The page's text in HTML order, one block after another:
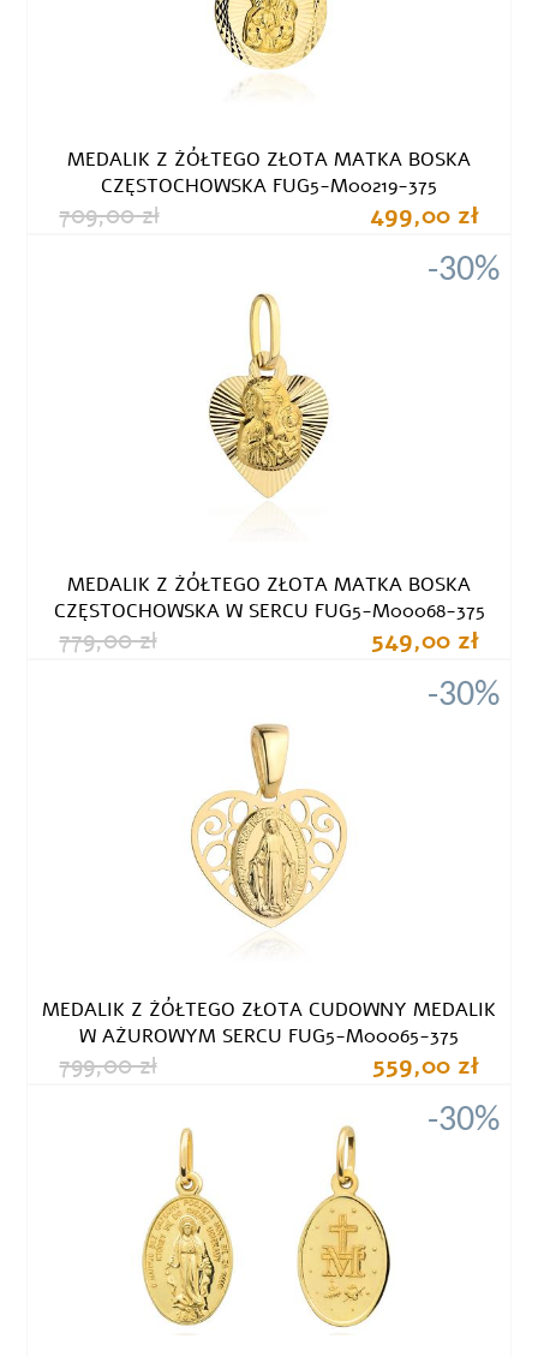
MEDALIK Z ŻÓŁTEGO ZŁOTA MATKA BOSKA
CZĘSTOCHOWSKA FUG5-M00219-375
709,00 zł 499,00 zł
-30%
MEDALIK Z ŻÓŁTEGO ZŁOTA MATKA BOSKA
CZĘSTOCHOWSKA W SERCU FUG5-M00068-375
779,00 zł 549,00 zł
-30%
MEDALIK Z ŻÓŁTEGO ZŁOTA CUDOWNY MEDALIK
W AŻUROWYM SERCU FUG5-M00065-375
799,00 zł 559,00 zł
-30%